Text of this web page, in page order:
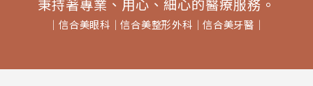
秉持著專業、用心、細心的醫療服務。
│信合美眼科 │信合美整形外科 │信合美牙醫